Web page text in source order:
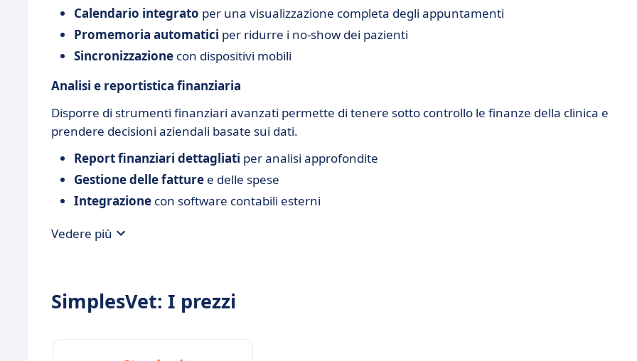
Calendario integrato per una visualizzazione completa degli appuntamenti
Promemoria automatici per ridurre i no-show dei pazienti
Sincronizzazione con dispositivi mobili
Analisi e reportistica finanziaria
Disporre di strumenti finanziari avanzati permette di tenere sotto controllo le finanze della clinica e
prendere decisioni aziendali basate sui dati.
Report finanziari dettagliati per analisi approfondite
Gestione delle fatture e delle spese
Integrazione con software contabili esterni
Vedere più
SimplesVet: I prezzi